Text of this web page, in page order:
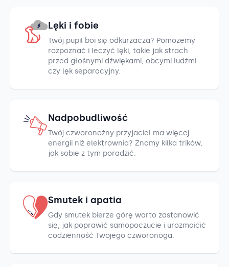
Lęki i fobie
Twój pupil boi się odkurzacza? Pomożemy
rozpoznać i leczyć lęki, takie jak strach
przed głośnymi dźwiękami, obcymi ludźmi
czy lęk separacyjny.
Nadpobudliwość
Twój czworonożny przyjaciel ma więcej
energii niż elektrownia? Znamy kilka trików,
jak sobie z tym poradzić.
Smutek i apatia
Gdy smutek bierze górę warto zastanowić
się, jak poprawić samopoczucie i urozmaicić
codzienność Twojego czworonoga.